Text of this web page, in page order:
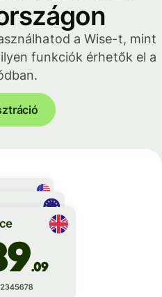
a Wise-t, mint
funkciók érhetők el a